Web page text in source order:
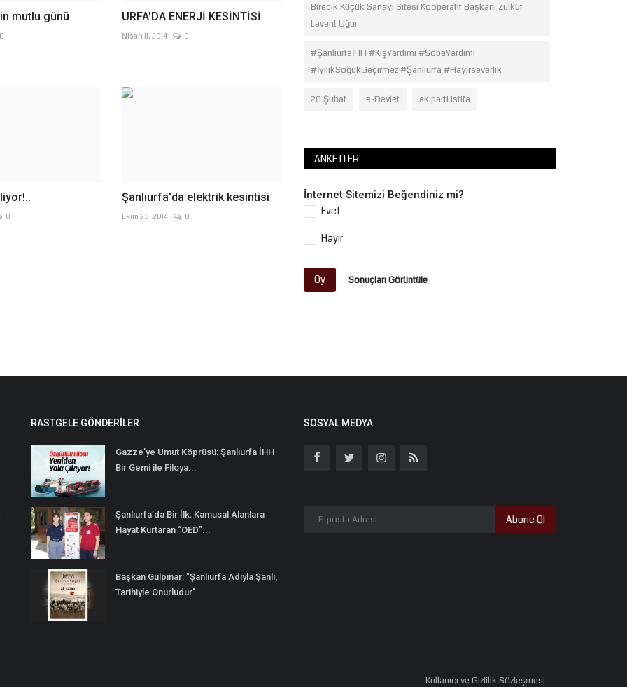
mutlu günü
0
URFA'DA ENERJİ KESİNTİSİ
Nisan 11, 2014 0
0
Şanlıurfa'da elektrik kesintisi
Ekim 23, 2014 0
Birecik Küçük Sanayi Sitesi Kooperatif Başkanı Zülküf
Levent Uğur
#ŞanlıurfaİHH #KışYardımı #SobaYardımı
#İyilikSoğukGeçirmez #Şanlıurfa #Hayırseverlik
20 Şubat e-Devlet ak parti istifa
ANKETLER
İnternet Sitemizi Beğendiniz mi?
Evet
Hayır
Oy Sonuçları Görüntüle
RASTGELE GÖNDERILER
Gazze’ye Umut Köprüsü: Şanlıurfa İHH
Bir Gemi ile Filoya...
Şanlıurfa’da Bir İlk: Kamusal Alanlara
Hayat Kurtaran “OED”...
Başkan Gülpınar: "Şanlıurfa Adıyla Şanlı,
Tarihiyle Onurludur"
SOSYAL MEDYA
Abone Ol
Kullanıcı ve Gizlilik Sözleşmesi